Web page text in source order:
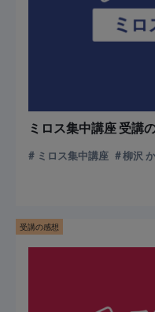
ミロス集中講座 受講
ミロス集中講座 柳沢
受講の感想